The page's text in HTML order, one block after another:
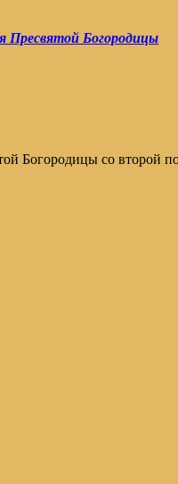
Пресвятой Богородицы
Богородицы со второй